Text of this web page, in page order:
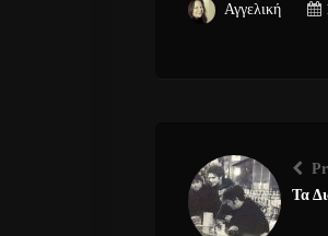
Αγγελική
Τα